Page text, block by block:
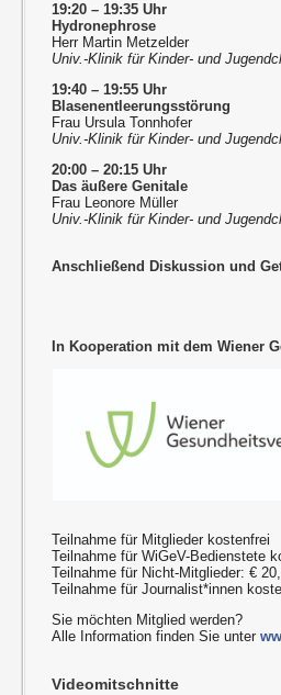
19:20 – 19:35 Uhr
Hydronephrose
Herr Martin Metzelder
Univ.-Klinik für Kinder- und
19:40 – 19:55 Uhr
Blasenentleerungsstörung
Frau Ursula Tonnhofer
Univ.-Klinik für Kinder- und
20:00 – 20:15 Uhr
Das äußere Genitale
Frau Leonore Müller
Univ.-Klinik für Kinder- und
Anschließend Diskussion und
In Kooperation mit dem Wiener
Teilnahme für Mitglieder kostenfrei
Teilnahme für WiGeV-Bedienstete
Teilnahme für Nicht-Mitglieder: €
Teilnahme für Journalist*innen
Sie möchten Mitglied werden?
Alle Information finden Sie unter
Videomitschnitte